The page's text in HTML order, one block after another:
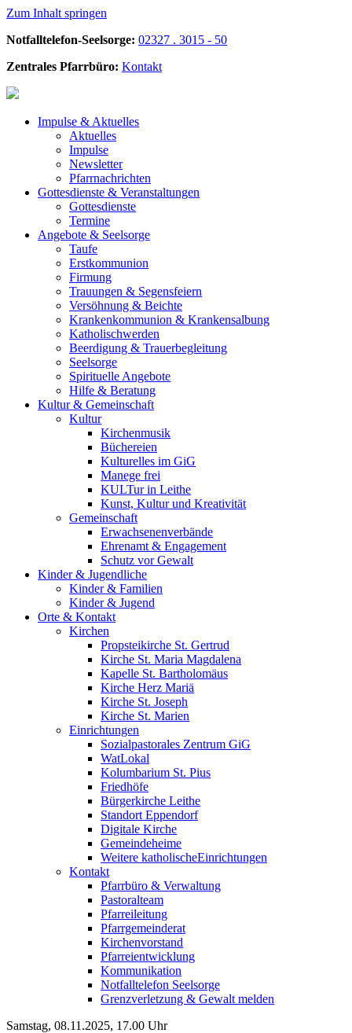
Zum Inhalt springen
Notfalltelefon-Seelsorge: 02327 . 3015 - 50
Zentrales Pfarrbüro: Kontakt
Impulse & Aktuelles
Aktuelles
Impulse
Newsletter
Pfarrnachrichten
Gottesdienste & Veranstaltungen
Gottesdienste
Termine
Angebote & Seelsorge
Taufe
Erstkommunion
Firmung
Trauungen & Segensfeiern
Versöhnung & Beichte
Krankenkommunion & Krankensalbung
Katholischwerden
Beerdigung & Trauerbegleitung
Seelsorge
Spirituelle Angebote
Hilfe & Beratung
Kultur & Gemeinschaft
Kultur
Kirchenmusik
Büchereien
Kulturelles im GiG
Manege frei
KULTur in Leithe
Kunst, Kultur und Kreativität
Gemeinschaft
Erwachsenenverbände
Ehrenamt & Engagement
Schutz vor Gewalt
Kinder & Jugendliche
Kinder & Familien
Kinder & Jugend
Orte & Kontakt
Kirchen
Propsteikirche St. Gertrud
Kirche St. Maria Magdalena
Kapelle St. Bartholomäus
Kirche Herz Mariä
Kirche St. Joseph
Kirche St. Marien
Einrichtungen
Sozialpastorales Zentrum GiG
WatLokal
Kolumbarium St. Pius
Friedhöfe
Bürgerkirche Leithe
Standort Eppendorf
Digitale Kirche
Gemeindeheime
Weitere katholische­­Einrichtungen
Kontakt
Pfarrbüro & Verwaltung
Pastoralteam
Pfarreileitung
Pfarrgemeinderat
Kirchenvorstand
Pfarreientwicklung
Kommunikation
Notfalltelefon Seelsorge
Grenzverletzung & Gewalt melden
Samstag, 08.11.2025, 17.00 Uhr